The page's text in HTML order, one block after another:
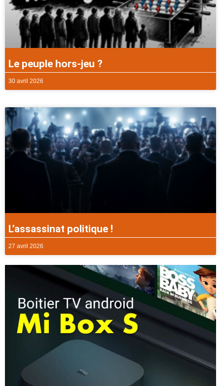
Le peuple hors-jeu ?
30 avril 2026
L’assassinat politique !
27 avril 2026